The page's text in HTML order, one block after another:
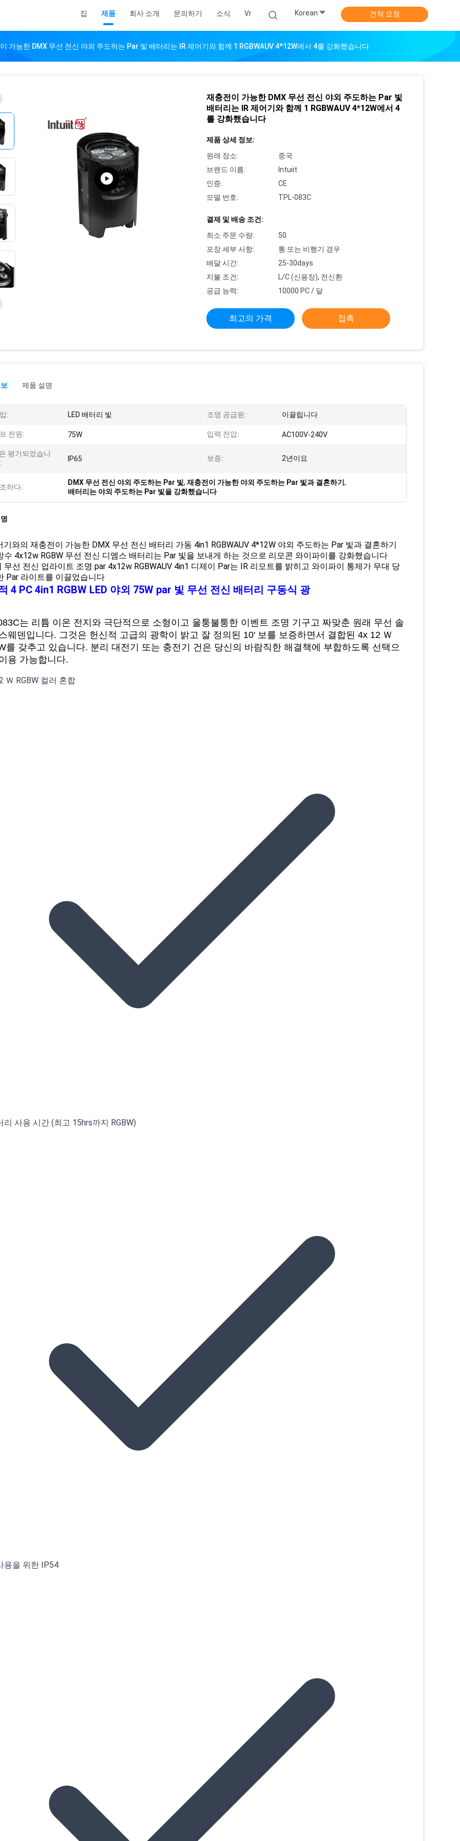
집 제품 회사 소개 문의하기 소식 Vr Korean 견적 요청
가능한 DMX 무선 전신 야외 주도하는 Par 빛 배터리는 IR 제어기와 함께 1 RGBWAUV 4*12W에서 4를 강화했습니다
재충전이 가능한 DMX 무선 전신 야외 주도하는 Par 빛
배터리는 IR 제어기와 함께 1 RGBWAUV 4*12W에서 4
를 강화했습니다
제품 상세 정보:
원래 장소:
중국
브랜드 이름:
Intuiit
인증:
CE
모델 번호:
TPL-083C
결제 및 배송 조건:
최소 주문 수량:
50
포장 세부 사항:
통 또는 비행기 경우
배달 시간:
25-30days
지불 조건:
L/C (신용장), 전신환
공급 능력:
10000 PC / 달
최고의 가격 접촉
제품 설명
: LED 배터리 빛 조명 공급원: 이끌립니다
전원: 75W 입력 전압: AC100V-240V
평가되었습니
IP65 보증: 2년이요
하다:
DMX 무선 전신 야외 주도하는 Par 빛, 재충전이 가능한 야외 주도하는 Par 빛과 결혼하기 ,
배터리는 야외 주도하는 Par 빛을 강화했습니다
기와의 재충전이 가능한 DMX 무선 전신 배터리 가동 4in1 RGBWAUV 4*12W 야외 주도하는 Par 빛과 결혼하기
수 4x12w RGBW 무선 전신 디엠스 배터리는 Par 빛을 보내게 하는 것으로 리모콘 와이파이를 강화했습니다
무선 전신 업라이트 조명 par 4x12w RGBWAUV 4in1 디제이 Par는 IR 리모트를 밝히고 와이파이 통제가 무대 당
Par 라이트를 이끌었습니다
4 PC 4in1 RGBW LED 야외 75W par 빛 무선 전신 배터리 구동식 광
는 리튬 이온 전지와 극단적으로 소형이고 울퉁불퉁한 이벤트 조명 기구고 짜맞춘 원래 무선 솔
웨덴입니다. 그것은 헌신적 고급의 광학이 밝고 잘 정의된 10' 보를 보증하면서 결합된 4x 12 Ｗ
를 갖추고 있습니다. 분리 대전기 또는 충전기 건은 당신의 바람직한 해결책에 부합하도록 선택으
용 가능합니다.
Ｗ RGBW 컬러 혼합
리 사용 시간 (최고 15hrs까지 RGBW)
용을 위한 IP54